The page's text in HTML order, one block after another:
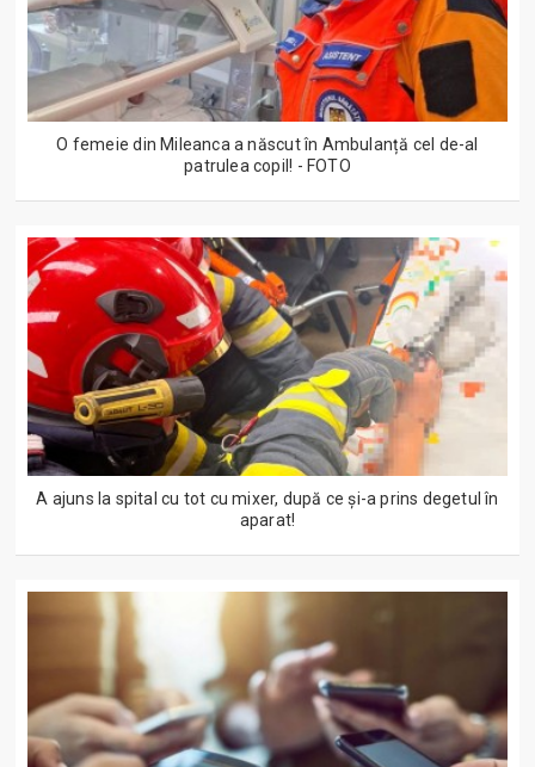
O femeie din Mileanca a născut în Ambulanță cel de-al
patrulea copil! - FOTO
A ajuns la spital cu tot cu mixer, după ce și-a prins degetul în
aparat!